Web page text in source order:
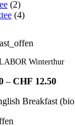
(2)
(4)
Winterthur
– CHF 12.50
bis
Breakfast